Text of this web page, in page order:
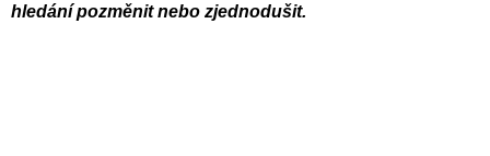
hledání pozměnit nebo zjednodušit.